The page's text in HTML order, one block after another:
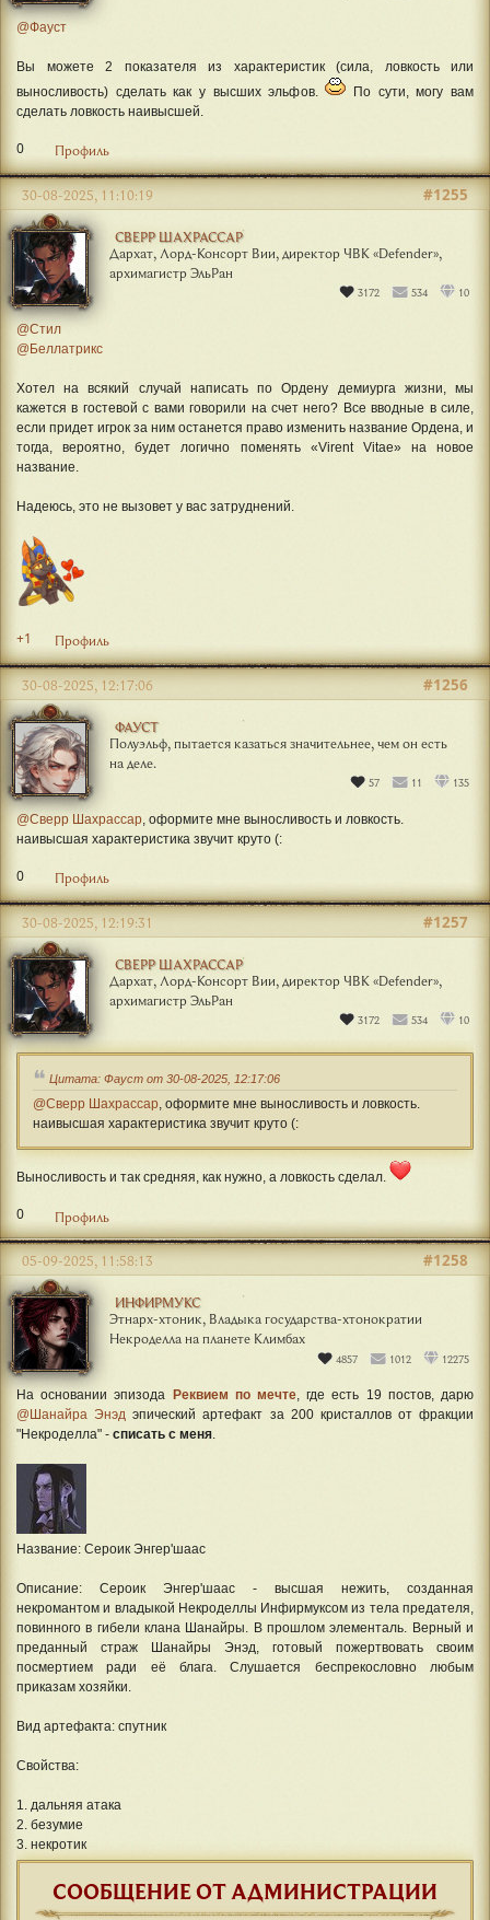
@Фауст
Вы можете 2 показателя из характеристик (сила, ловкость или
выносливость) сделать как у высших эльфов.
По сути, могу вам
сделать ловкость наивысшей.
0 Профиль
СВЕРР ШАХРАССАР
Дархат, Лорд-Консорт Вии, директор ЧВК «Defender»,
архимагистр ЭльРан
3172 534 10
#1255
30-08-2025, 11:10:19
@Стил
@Беллатрикс
Хотел на всякий случай написать по Ордену демиурга жизни, мы
кажется в гостевой с вами говорили на счет него? Все вводные в силе,
если придет игрок за ним останется право изменить название Ордена, и
тогда, вероятно, будет логично поменять «Virent Vitae» на новое
название.
Надеюсь, это не вызовет у вас затруднений.
+1 Профиль
ФАУСТ
Полуэльф, пытается казаться значительнее, чем он есть
на деле.
57 11 135
#1256
30-08-2025, 12:17:06
@Сверр Шахрассар , оформите мне выносливость и ловкость.
наивысшая характеристика звучит круто (:
0 Профиль
СВЕРР ШАХРАССАР
Дархат, Лорд-Консорт Вии, директор ЧВК «Defender»,
архимагистр ЭльРан
3172 534 10
#1257
30-08-2025, 12:19:31
Цитата: Фауст от 30-08-2025, 12:17:06
@Сверр Шахрассар , оформите мне выносливость и ловкость.
наивысшая характеристика звучит круто (:
Выносливость и так средняя, как нужно, а ловкость сделал.
0 Профиль
ИНФИРМУКС
Этнарх-хтоник, Владыка государства-хтонократии
Некроделла на планете Климбах
4857 1012 12275
#1258
05-09-2025, 11:58:13
На основании эпизода Реквием по мечте, где есть 19 постов, дарю
@Шанайра Энэд эпический артефакт за 200 кристаллов от фракции
"Некроделла" - списать с меня.
Название: Сероик Энгер'шаас
Описание: Сероик Энгер'шаас - высшая нежить, созданная
некромантом и владыкой Некроделлы Инфирмуксом из тела предателя,
повинного в гибели клана Шанайры. В прошлом элементаль. Верный и
преданный страж Шанайры Энэд, готовый пожертвовать своим
посмертием ради её блага. Слушается беспрекословно любым
приказам хозяйки.
Вид артефакта: спутник
Свойства:
1. дальняя атака
2. безумие
3. некротик
СООБЩЕНИЕ ОТ АДМИНИСТРАЦИИ